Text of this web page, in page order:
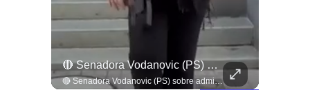
🔴 Senadora Vodanovic (PS) Sobre Admisibilidad Del TC A Requerimientos Por Megarreforma
🔴 Senadora Vodanovic (PS) sobre admisibilidad del TC a requerimientos por megarreforma